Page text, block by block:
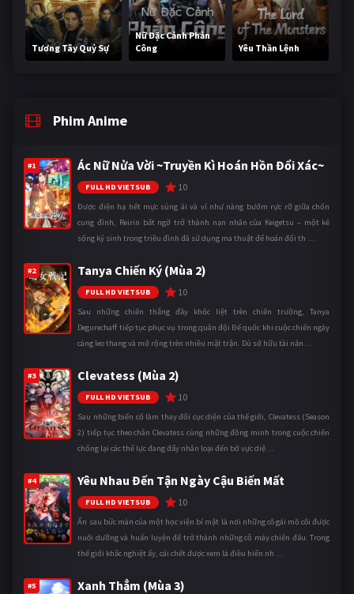
Tương Tây Quỷ Sự
Nữ Đặc Cảnh Phản
Công
Yêu Thần Lệnh
Phim Anime
#1 Ác Nữ Nửa Vời ~Truyền Kì Hoán Hồn Đổi Xác~
FULL HD VIETSUB 10
Được điện hạ hết mực sủng ái và ví như nàng bướm rực rỡ giữa chốn
cung đình, Reirin bất ngờ trở thành nạn nhân của Keigetsu – một kẻ
sống ký sinh trong triều đình đã sử dụng ma thuật để hoán đổi th ...
#2 Tanya Chiến Ký (Mùa 2)
FULL HD VIETSUB 10
Sau những chiến thắng đầy khốc liệt trên chiến trường, Tanya
Degurechaff tiếp tục phục vụ trong quân đội Đế quốc khi cuộc chiến ngày
càng leo thang và mở rộng trên nhiều mặt trận. Dù sở hữu tài năn ...
#3 Clevatess (Mùa 2)
FULL HD VIETSUB 10
Sau những biến cố làm thay đổi cục diện của thế giới, Clevatess (Season
2) tiếp tục theo chân Clevatess cùng những đồng minh trong cuộc chiến
chống lại các thế lực đang đẩy nhân loại đến bờ vực diệ ...
#4 Yêu Nhau Đến Tận Ngày Cậu Biến Mất
FULL HD VIETSUB 10
Ẩn sau bức màn của một học viện bí mật là nơi những cô gái mồ côi được
nuôi dưỡng và huấn luyện để trở thành những cỗ máy chiến đấu. Trong
thế giới khắc nghiệt ấy, cái chết được xem là điều hiển nh ...
#5 Xanh Thẳm (Mùa 3)